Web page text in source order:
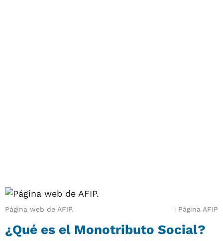
Página web de AFIP. Página AFIP
¿Qué es el Monotributo Social?